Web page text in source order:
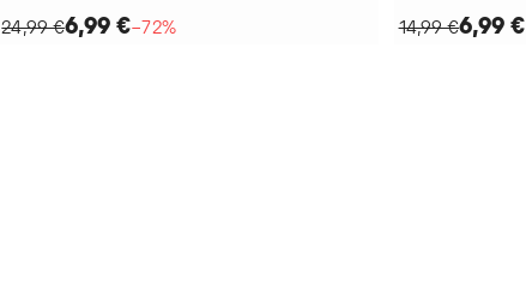
24,99 €6,99 €−72%
14,99 €6,99 €